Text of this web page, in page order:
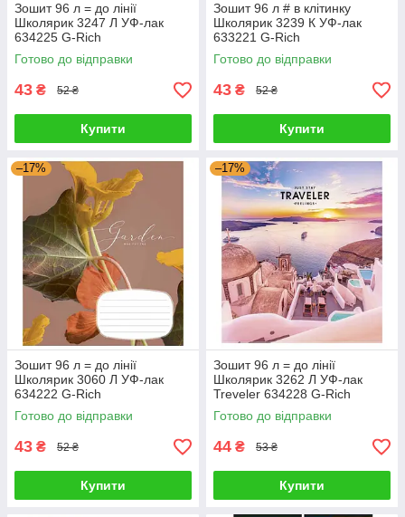
Зошит 96 л = до лінії
Школярик 3247 Л УФ-лак
634225 G-Rich
Готово до відправки
43 ₴ 52 ₴
Купити
Зошит 96 л # в клітинку
Школярик 3239 К УФ-лак
633221 G-Rich
Готово до відправки
43 ₴ 52 ₴
Купити
–17%
Зошит 96 л = до лінії
Школярик 3060 Л УФ-лак
634222 G-Rich
Готово до відправки
43 ₴ 52 ₴
Купити
–17%
Зошит 96 л = до лінії
Школярик 3262 Л УФ-лак
Treveler 634228 G-Rich
Готово до відправки
44 ₴ 53 ₴
Купити